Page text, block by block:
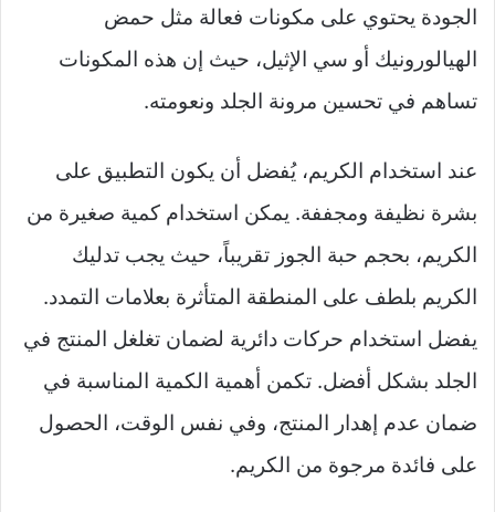
الجودة يحتوي على مكونات فعالة مثل حمض
الهيالورونيك أو سي الإثيل، حيث إن هذه المكونات
تساهم في تحسين مرونة الجلد ونعومته.
عند استخدام الكريم، يُفضل أن يكون التطبيق على
بشرة نظيفة ومجففة. يمكن استخدام كمية صغيرة من
الكريم، بحجم حبة الجوز تقريباً، حيث يجب تدليك
الكريم بلطف على المنطقة المتأثرة بعلامات التمدد.
يفضل استخدام حركات دائرية لضمان تغلغل المنتج في
الجلد بشكل أفضل. تكمن أهمية الكمية المناسبة في
ضمان عدم إهدار المنتج، وفي نفس الوقت، الحصول
على فائدة مرجوة من الكريم.